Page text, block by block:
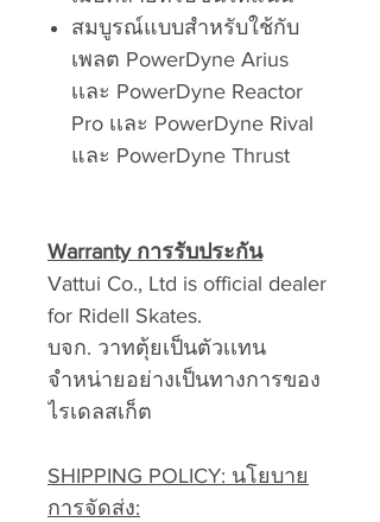
สมบูรณ์แบบสำหรับใช้กับ
เพลต PowerDyne Arius
เเละ PowerDyne Reactor
Pro เเละ PowerDyne Rival
และ PowerDyne Thrust
Warranty การรับประกัน
Vattui Co., Ltd is official dealer
for Ridell Skates.
บจก. วาทตุ้ยเป็นตัวเเทน
จำหน่ายอย่างเป็นทางการของ
ไรเดลสเก็ต
SHIPPING POLICY: นโยบาย
การจัดส่ง: